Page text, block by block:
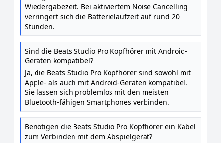
Wiedergabezeit. Bei aktiviertem Noise Cancelling
verringert sich die Batterielaufzeit auf rund 20
Stunden.
Sind die Beats Studio Pro Kopfhörer mit Android-
Geräten kompatibel?
Ja, die Beats Studio Pro Kopfhörer sind sowohl mit
Apple- als auch mit Android-Geräten kompatibel.
Sie lassen sich problemlos mit den meisten
Bluetooth-fähigen Smartphones verbinden.
Benötigen die Beats Studio Pro Kopfhörer ein Kabel
zum Verbinden mit dem Abspielgerät?